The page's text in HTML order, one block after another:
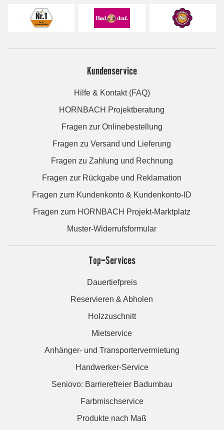
Kundenservice
Hilfe & Kontakt (FAQ)
HORNBACH Projektberatung
Fragen zur Onlinebestellung
Fragen zu Versand und Lieferung
Fragen zu Zahlung und Rechnung
Fragen zur Rückgabe und Reklamation
Fragen zum Kundenkonto & Kundenkonto-ID
Fragen zum HORNBACH Projekt-Marktplatz
Muster-Widerrufsformular
Top-Services
Dauertiefpreis
Reservieren & Abholen
Holzzuschnitt
Mietservice
Anhänger- und Transportervermietung
Handwerker-Service
Seniovo: Barrierefreier Badumbau
Farbmischservice
Produkte nach Maß